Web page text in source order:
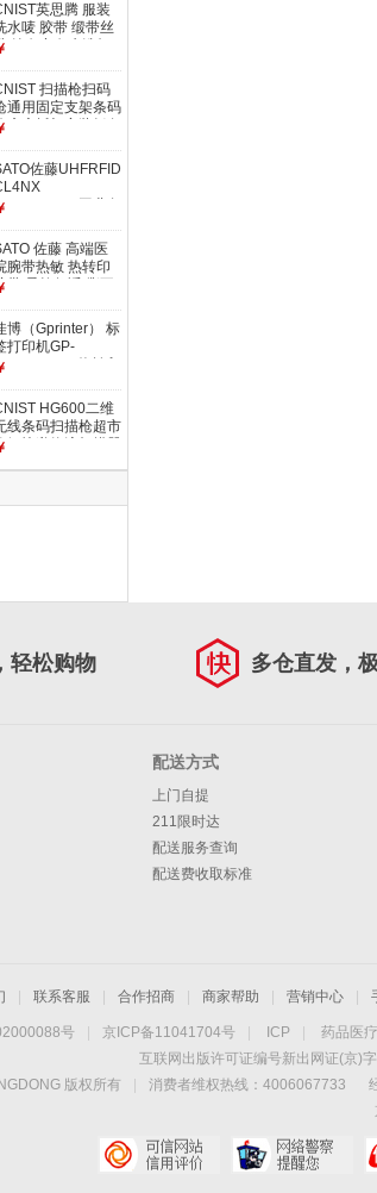
英思腾 服装
水唛 胶带 缎带丝
纯白空白水洗标
店洗水唛厚度20
110mm*50M/卷
扫描枪扫码
通用固定支架条码
底座托架安装板条
通用型勾挂式扫
枪支架 标配
佐藤UHFRFID
工业条
不干胶标签读写打
机 3.5英寸全彩
屏 CL4NX
203dpi
网口
佐藤 高端医
腕带热敏 热转印
带 柔软舒适 撕不
纸 成人热敏腕带
色印花8卷/600条
博（Gprinter） 标
打印机GP-
1134T热转印
签服装吊牌
口+串口
口）203dpi
HG600二维
线条码扫描枪超市
银快递物流扫描器
轻松购物 多仓直发，
配送方式
上门自提
211限时达
配送服务查询
配送费收取标准
联系客服 合作招商 商家帮助 营销中心
号 京ICP备11041704号 ICP 药品医
互联网出版许可证编号新出网证(京)
版权所有 消费者维权热线：4006067733